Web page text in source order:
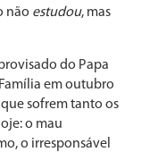
não estudou, mas
do Papa
em outubro
sofrem tanto os
o mau
o irresponsável